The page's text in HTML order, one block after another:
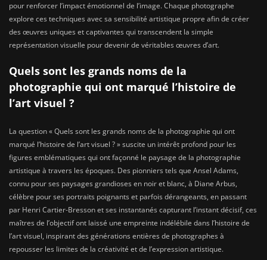
pour renforcer l’impact émotionnel de l’image. Chaque photographe
explore ces techniques avec sa sensibilité artistique propre afin de créer
des œuvres uniques et captivantes qui transcendent la simple
représentation visuelle pour devenir de véritables œuvres d’art.
Quels sont les grands noms de la
photographie qui ont marqué l’histoire de
l’art visuel ?
La question « Quels sont les grands noms de la photographie qui ont
marqué l’histoire de l’art visuel ? » suscite un intérêt profond pour les
figures emblématiques qui ont façonné le paysage de la photographie
artistique à travers les époques. Des pionniers tels que Ansel Adams,
connu pour ses paysages grandioses en noir et blanc, à Diane Arbus,
célèbre pour ses portraits poignants et parfois dérangeants, en passant
par Henri Cartier-Bresson et ses instantanés capturant l’instant décisif, ces
maîtres de l’objectif ont laissé une empreinte indélébile dans l’histoire de
l’art visuel, inspirant des générations entières de photographes à
repousser les limites de la créativité et de l’expression artistique.